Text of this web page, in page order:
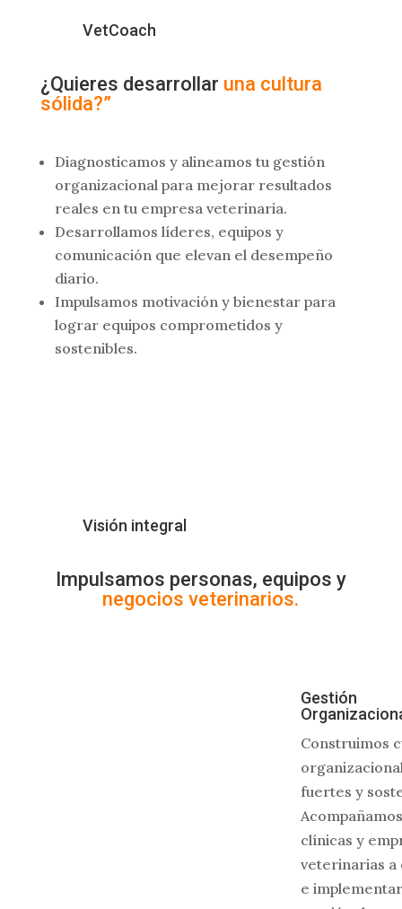
VetCoach
¿Quieres desarrollar una cultura
sólida?”
Diagnosticamos y alineamos tu gestión
organizacional para mejorar resultados
reales en tu empresa veterinaria.
Desarrollamos líderes, equipos y
comunicación que elevan el desempeño
diario.
Impulsamos motivación y bienestar para
lograr equipos comprometidos y
sostenibles.
Visión integral
Impulsamos personas, equipos y
negocios veterinarios.
Gestión
Construimos
fuertes y
clínicas y
veterinarias a
e